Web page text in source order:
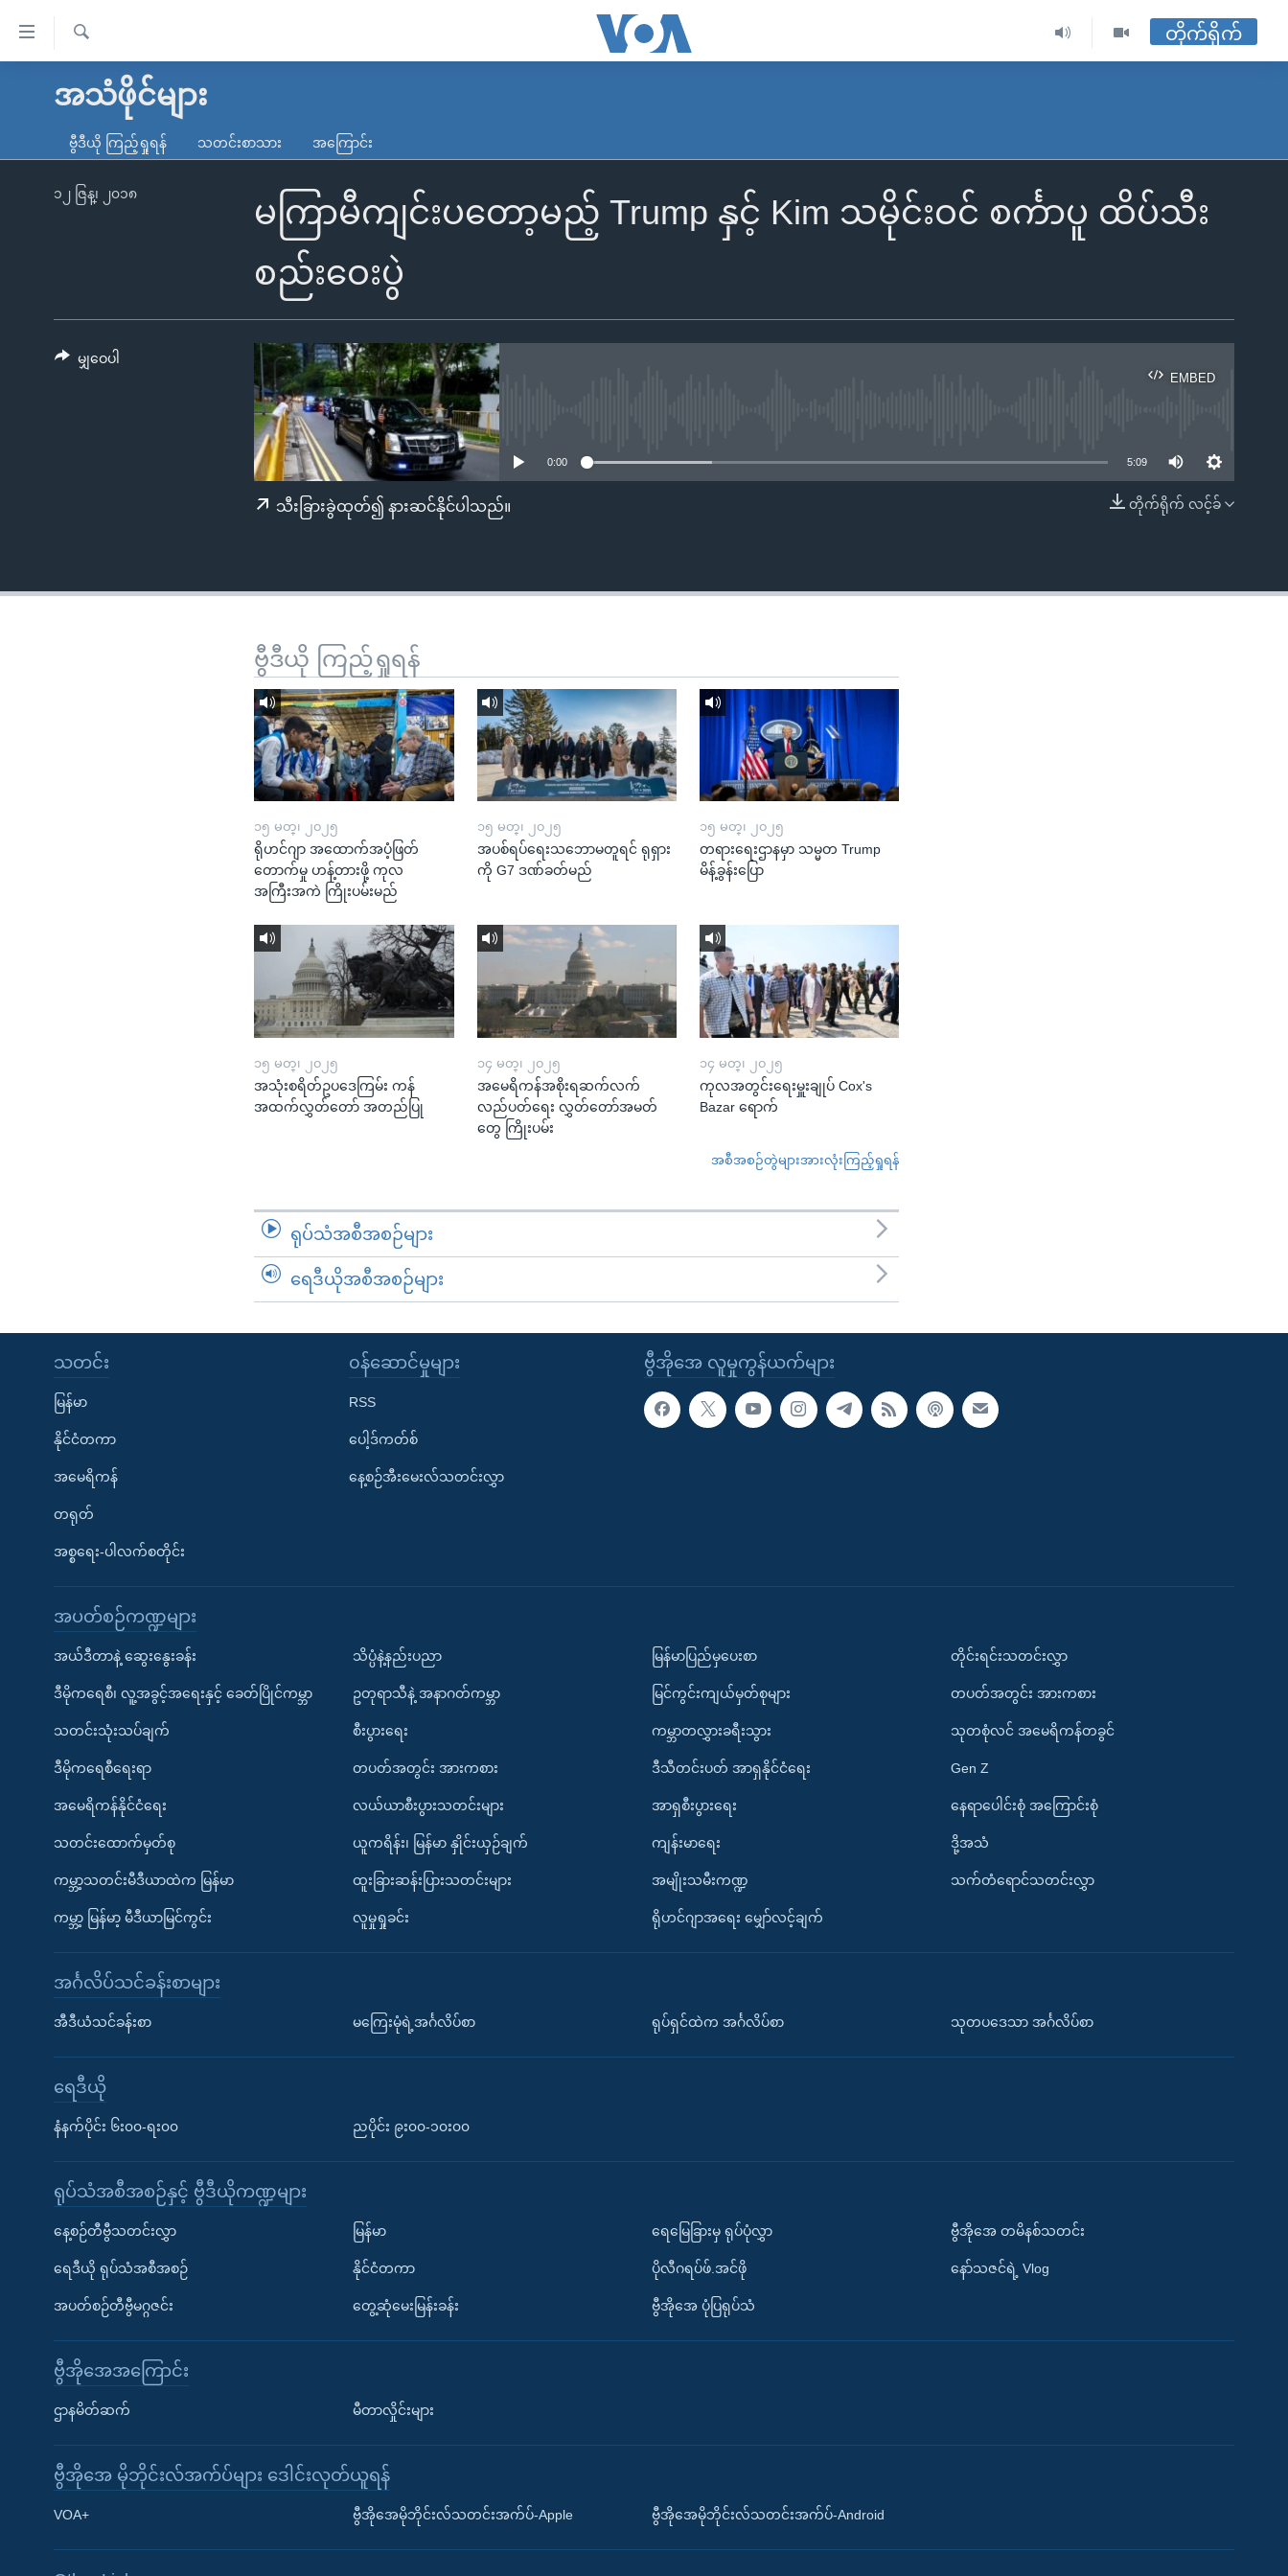
လွယ်ကူ
သည့်
ရန်
မူလစာမျက်နှာ
ကမ္ဘာ့သတင်းများ
နိုင်ငံတကာ
မကြေးမုံရဲ့ အင်္ဂလိပ်စာ
ရေဒီယို
ရေဒီယိုနှင့်ရုပ်သံ အချက်အလက်များ
Learning English
ရ
တိုက်ရိုက်
အသံဖိုင်များ
ဗွီဒီယို ကြည့်ရှုရန် သတင်းစာသား အကြောင်း
မကြာမီကျင်းပတော့မည့် Trump နှင့် Kim သမိုင်းဝင် စင်္ကာပူ ထိပ်သီး
စည်းဝေးပွဲ
၁၂ ဇြန္၊ ၂၀၁၈
EMBED
EMBED
0:00 5:09
တိုက်ရိုက် လင့်ခ်
သီးခြားခွဲထုတ်၍ နားဆင်နိုင်ပါသည်။
မျှဝေပါ
ဗွီဒီယို ကြည့်ရှုရန်
၁၅ မတ္၊ ၂၀၂၅
ရိုဟင်ဂျာ အထောက်အပံ့ဖြတ်
တောက်မှု ဟန့်တားဖို့ ကုလ
အကြီးအကဲ ကြိုးပမ်းမည်
၁၅ မတ္၊ ၂၀၂၅
အပစ်ရပ်ရေးသဘောမတူရင် ရုရှား
ကို G7 ဒဏ်ခတ်မည်
၁၅ မတ္၊ ၂၀၂၅
တရားရေးဌာနမှာ သမ္မတ Trump
မိန့်ခွန်းပြော
၁၅ မတ္၊ ၂၀၂၅
အသုံးစရိတ်ဥပဒေကြမ်း ကန်
အထက်လွှတ်တော် အတည်ပြု
၁၄ မတ္၊ ၂၀၂၅
အမေရိကန်အစိုးရဆက်လက်
လည်ပတ်ရေး လွှတ်တော်အမတ်
တွေ ကြိုးပမ်း
၁၄ မတ္၊ ၂၀၂၅
ကုလအတွင်းရေးမှူးချုပ် Cox's
Bazar ရောက်
အစီအစဉ်တွဲများအားလုံးကြည့်ရှုရန်
ရုပ်သံအစီအစဉ်များ
ရေဒီယိုအစီအစဉ်များ
ဗွီအိုအေ လူမှုကွန်ယက်များ
သတင်း
မြန်မာ
နိုင်ငံတကာ
အမေရိကန်
တရုတ်
အစ္စရေး-ပါလက်စတိုင်း
၀န်ဆောင်မှုများ
RSS
ပေါ့ဒ်ကတ်စ်
နေ့စဉ်အီးမေးလ်သတင်းလွှာ
အပတ်စဉ်ကဏ္ဍများ
အယ်ဒီတာနဲ့ ဆွေးနွေးခန်း
ဒီမိုကရေစီ၊ လူ့အခွင့်အရေးနှင့် ခေတ်ပြိုင်ကမ္ဘာ
သတင်းသုံးသပ်ချက်
ဒီမိုကရေစီရေးရာ
အမေရိကန်နိုင်ငံရေး
သတင်းထောက်မှတ်စု
ကမ္ဘာ့သတင်းမီဒီယာထဲက မြန်မာ
ကမ္ဘာ့ မြန်မာ့ မီဒီယာမြင်ကွင်း
သိပ္ပံနဲ့နည်းပညာ
ဥတုရာသီနဲ့ အနာဂတ်ကမ္ဘာ
စီးပွားရေး
တပတ်အတွင်း အားကစား
လယ်ယာစီးပွားသတင်းများ
ယူကရိန်း၊ မြန်မာ နှိုင်းယှဉ်ချက်
ထူးခြားဆန်းပြားသတင်းများ
လူမှုရှုခင်း
မြန်မာပြည်မှပေးစာ
မြင်ကွင်းကျယ်မှတ်စုများ
ကမ္ဘာတလွှားခရီးသွား
ဒီသီတင်းပတ် အာရှနိုင်ငံရေး
အာရှစီးပွားရေး
ကျန်းမာရေး
အမျိုးသမီးကဏ္ဍ
ရိုဟင်ဂျာအရေး မျှော်လင့်ချက်
တိုင်းရင်းသတင်းလွှာ
တပတ်အတွင်း အားကစား
သုတစုံလင် အမေရိကန်တခွင်
Gen Z
နေရာပေါင်းစုံ အကြောင်းစုံ
ဒို့အသံ
သက်တံရောင်သတင်းလွှာ
အင်္ဂလိပ်သင်ခန်းစာများ
အီဒီယံသင်ခန်းစာ မကြေးမုံရဲ့အင်္ဂလိပ်စာ ရုပ်ရှင်ထဲက အင်္ဂလိပ်စာ သုတပဒေသာ အင်္ဂလိပ်စာ
ရေဒီယို
နံနက်ပိုင်း ၆း၀၀-ရး၀၀ ညပိုင်း ၉း၀၀-၁၀း၀၀
ရုပ်သံအစီအစဉ်နှင့် ဗွီဒီယိုကဏ္ဍများ
နေ့စဉ်တီဗွီသတင်းလွှာ
ရေဒီယို ရုပ်သံအစီအစဉ်
အပတ်စဉ်တီဗွီမဂ္ဂဇင်း
မြန်မာ
နိုင်ငံတကာ
တွေ့ဆုံမေးမြန်းခန်း
ရေမြေခြားမှ ရုပ်ပုံလွှာ
ပိုလီဂရပ်ဖ်.အင်ဖို
ဗွီအိုအေ ပုံပြရုပ်သံ
ဗွီအိုအေ တမိနစ်သတင်း
နော်သဇင်ရဲ့ Vlog
ဗွီအိုအေအကြောင်း
ဌာနမိတ်ဆက် မီတာလှိုင်းများ
ဗွီအိုအေ မိုဘိုင်းလ်အက်ပ်များ ဒေါင်းလုတ်ယူရန်
VOA+ ဗွီအိုအေမိုဘိုင်းလ်သတင်းအက်ပ်-Apple ဗွီအိုအေမိုဘိုင်းလ်သတင်းအက်ပ်-Android